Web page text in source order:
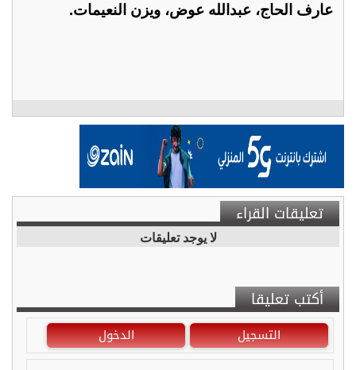
عارف الحاج، عبدالله عوض، ويزن النعيمات.
تعليقات القراء
لا يوجد تعليقات
أكتب تعليقا
التسجيل الدخول